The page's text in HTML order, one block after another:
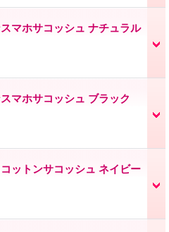
マホサコッシュ ナチュラル
マホサコッシュ ブラック
ットンサコッシュ ネイビー